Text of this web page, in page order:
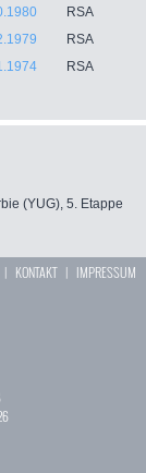
RSA
RSA
RSA
(YUG), 5. Etappe
| KONTAKT| IMPRESSUM